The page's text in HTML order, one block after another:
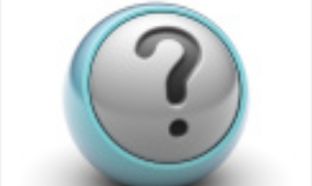
എന്നിങ്ങിനെ
വലിയ്യ്
നിര്‍ണയിച്ച്
പറയേണ്ടതുണ്ടോ?